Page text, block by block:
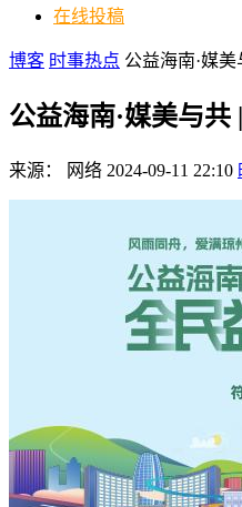
在线投稿
博客 时事热点 公益海南·媒
公益海南·媒美与
来源： 网络 2024-09-11 22:10